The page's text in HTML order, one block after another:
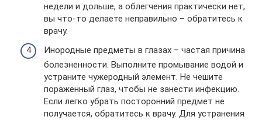
недели и дольше, а облегчения практически нет,
вы что-то делаете неправильно – обратитесь к
врачу.
Инородные предметы в глазах – частая причина
болезненности. Выполните промывание водой и
устраните чужеродный элемент. Не чешите
пораженный глаз, чтобы не занести инфекцию.
Если легко убрать посторонний предмет не
получается, обратитесь к врачу. Для устранения